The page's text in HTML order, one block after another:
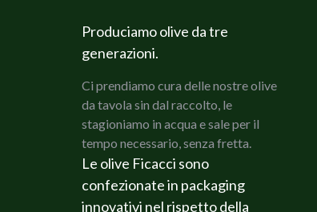
Produciamo olive da tre
generazioni.
Ci prendiamo cura delle nostre olive
da tavola sin dal raccolto, le
stagioniamo in acqua e sale per il
tempo necessario, senza fretta.
Le olive Ficacci sono
confezionate in packaging
innovativi nel rispetto della